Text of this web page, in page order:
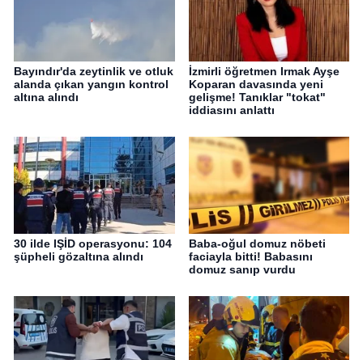
Bayındır'da zeytinlik ve otluk
alanda çıkan yangın kontrol
altına alındı
İzmirli öğretmen Irmak Ayşe
Koparan davasında yeni
gelişme! Tanıklar "tokat"
iddiasını anlattı
30 ilde IŞİD operasyonu: 104
şüpheli gözaltına alındı
Baba-oğul domuz nöbeti
faciayla bitti! Babasını
domuz sanıp vurdu